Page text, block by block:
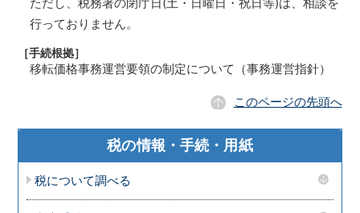
行っておりません。
［手続根拠］
移転価格事務運営要領の制定について（事務運営指針）
このページの先頭へ
税の情報・手続・用紙
税について調べる